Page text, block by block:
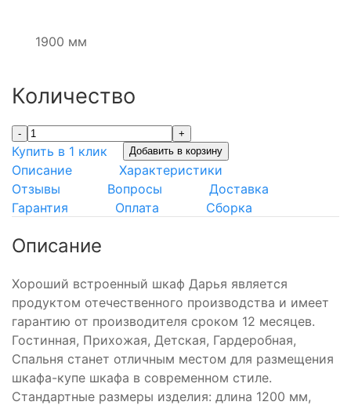
1900 мм
Количество
- +
Купить в 1 клик Добавить в корзину
Описание
Характеристики
Отзывы
Вопросы
Доставка
Гарантия
Оплата Сборка
Описание
Хороший встроенный шкаф Дарья является
продуктом отечественного производства и имеет
гарантию от производителя сроком 12 месяцев.
Гостинная, Прихожая, Детская, Гардеробная,
Спальня станет отличным местом для размещения
шкафа-купе шкафа в современном стиле.
Стандартные размеры изделия: длина 1200 мм,